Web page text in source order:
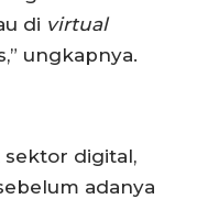
di virtual
ungkapnya.
digital,
adanya